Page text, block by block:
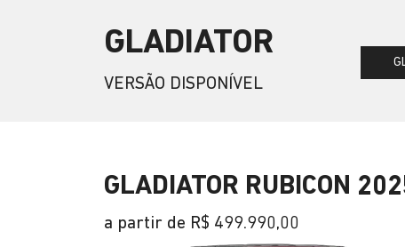
GLADIATOR
VERSÃO DISPONÍVEL
GLADIATOR RUBICON
a partir de R$ 499.990,00